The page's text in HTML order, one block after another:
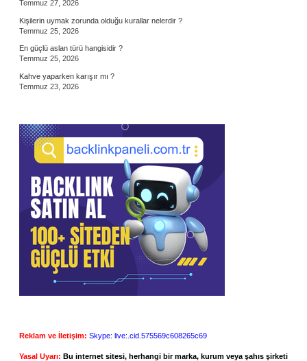
Temmuz 27, 2026
Kişilerin uymak zorunda olduğu kurallar nelerdir ?
Temmuz 25, 2026
En güçlü aslan türü hangisidir ?
Temmuz 25, 2026
Kahve yaparken karışır mı ?
Temmuz 23, 2026
Reklam ve İletişim: Skype: live:.cid.575569c608265c69
Yasal Uyarı: Bu internet sitesi, herhangi bir marka, kurum veya şahıs şirketi